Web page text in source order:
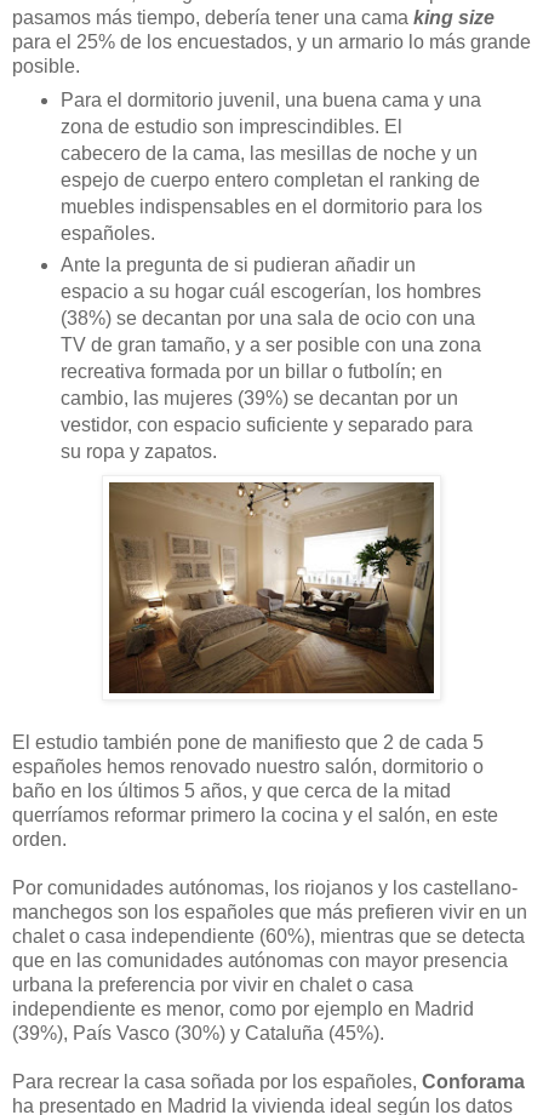
pasamos más tiempo, debería tener una cama king size
para el 25% de los encuestados, y un armario lo más grande
posible.
Para el dormitorio juvenil, una buena cama y una
zona de estudio son imprescindibles. El
cabecero de la cama, las mesillas de noche y un
espejo de cuerpo entero completan el ranking de
muebles indispensables en el dormitorio para los
españoles.
Ante la pregunta de si pudieran añadir un
espacio a su hogar cuál escogerían, los hombres
(38%) se decantan por una sala de ocio con una
TV de gran tamaño, y a ser posible con una zona
recreativa formada por un billar o futbolín; en
cambio, las mujeres (39%) se decantan por un
vestidor, con espacio suficiente y separado para
su ropa y zapatos.
El estudio también pone de manifiesto que 2 de cada 5
españoles hemos renovado nuestro salón, dormitorio o
baño en los últimos 5 años, y que cerca de la mitad
querríamos reformar primero la cocina y el salón, en este
orden.
Por comunidades autónomas, los riojanos y los castellano-
manchegos son los españoles que más prefieren vivir en un
chalet o casa independiente (60%), mientras que se detecta
que en las comunidades autónomas con mayor presencia
urbana la preferencia por vivir en chalet o casa
independiente es menor, como por ejemplo en Madrid
(39%), País Vasco (30%) y Cataluña (45%).
Para recrear la casa soñada por los españoles, Conforama
ha presentado en Madrid la vivienda ideal según los datos